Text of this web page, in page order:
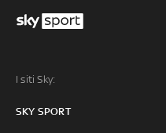
I siti Sky:
SKY SPORT